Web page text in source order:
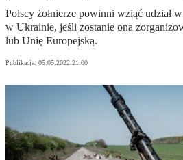
Polscy żołnierze powinni wziąć udział
w Ukrainie, jeśli zostanie ona
lub Unię Europejską.
Publikacja: 05.05.2022 21:00